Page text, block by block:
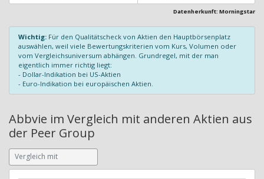
Datenherkunft: Morningstar
Wichtig: Für den Qualitätscheck von Aktien den Hauptbörsenplatz
auswählen, weil viele Bewertungskriterien vom Kurs, Volumen oder
vom Vergleichsuniversum abhängen. Grundregel, mit der man
eigentlich immer richtig liegt:
- Dollar-Indikation bei US-Aktien
- Euro-Indikation bei europäischen Aktien.
Abbvie im Vergleich mit anderen Aktien aus
der Peer Group